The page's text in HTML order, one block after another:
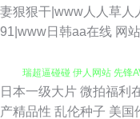
妻狠狠干|www人人草人
91|www日韩aa在线 网
99色资源 91小视片 午夜成
日本一级大片 微拍福利
产精品性 乱伦种子 美国